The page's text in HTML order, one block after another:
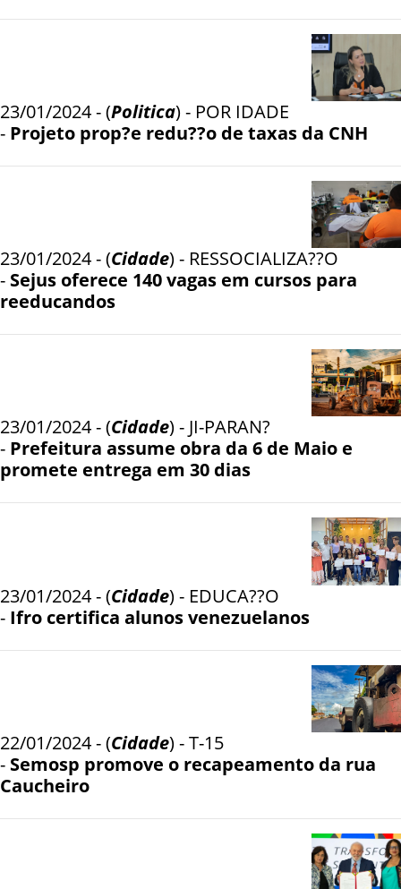
23/01/2024 - (Politica) - POR IDADE
- Projeto prop?e redu??o de taxas da CNH
23/01/2024 - (Cidade) - RESSOCIALIZA??O
- Sejus oferece 140 vagas em cursos para
reeducandos
23/01/2024 - (Cidade) - JI-PARAN?
- Prefeitura assume obra da 6 de Maio e
promete entrega em 30 dias
23/01/2024 - (Cidade) - EDUCA??O
- Ifro certifica alunos venezuelanos
22/01/2024 - (Cidade) - T-15
- Semosp promove o recapeamento da rua
Caucheiro